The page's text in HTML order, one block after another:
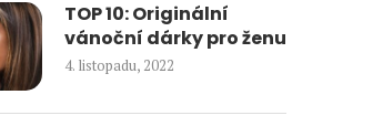
TOP 10: Originální
vánoční dárky pro ženu
4. listopadu, 2022